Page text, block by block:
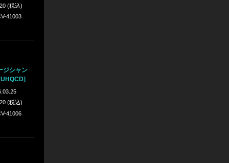
(税込)
41003
ジシャン
(税込)
41006